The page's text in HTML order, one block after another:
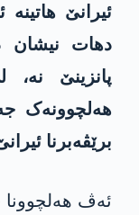
ئیرانێ
دهات نیشان
پانزینێ
هەلچوونەک
برێڤەبرنا
ئەڤ